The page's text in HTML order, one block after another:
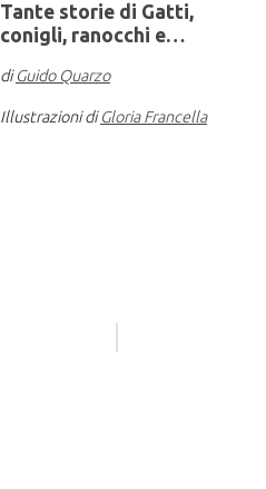
Tante storie di Gatti,
conigli, ranocchi e…
diGuido Quarzo
Illustrazioni diGloria Francella